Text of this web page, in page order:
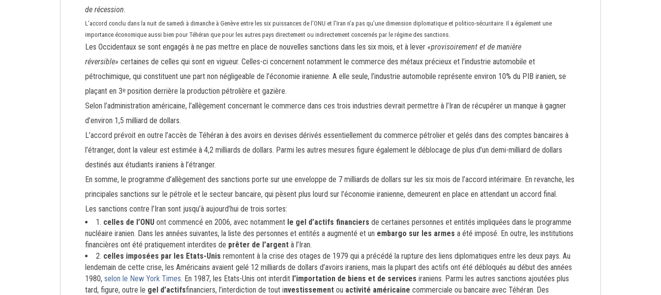
de récession.
L’accord conclu dans la nuit de samedi à dimanche à Genève entre les six puissances de l’ONU et l’Iran n’a pas qu’une dimension diplomatique et politico-sécuritaire. Il a également une
importance économique aussi bien pour Téhéran que pour les autres pays directement ou indirectement concernés par le régime des sanctions.
Les Occidentaux se sont engagés à ne pas mettre en place de nouvelles sanctions dans les six mois, et à lever «provisoirement et de manière
réversible» certaines de celles qui sont en vigueur. Celles-ci concernent notamment le commerce des métaux précieux et l’industrie automobile et
pétrochimique, qui constituent une part non négligeable de l’économie iranienne. A elle seule, l’industrie automobile représente environ 10% du PIB iranien, se
plaçant en 3e position derrière la production pétrolière et gazière.
Selon l’administration américaine, l’allègement concernant le commerce dans ces trois industries devrait permettre à l’Iran de récupérer un manque à gagner
d’environ 1,5 milliard de dollars.
L’accord prévoit en outre l’accès de Téhéran à des avoirs en devises dérivés essentiellement du commerce pétrolier et gelés dans des comptes bancaires à
l’étranger, dont la valeur est estimée à 4,2 milliards de dollars. Parmi les autres mesures figure également le déblocage de plus d’un demi-milliard de dollars
destinés aux étudiants iraniens à l’étranger.
En somme, le programme d’allègement des sanctions porte sur une enveloppe de 7 milliards de dollars sur les six mois de l’accord intérimaire. En revanche, les
principales sanctions sur le pétrole et le secteur bancaire, qui pèsent plus lourd sur l’économie iranienne, demeurent en place en attendant un accord final.
Les sanctions contre l’Iran sont jusqu’à aujourd’hui de trois sortes:
1. celles de l’ONU ont commencé en 2006, avec notamment le gel d’actifs financiers de certaines personnes et entités impliquées dans le programme
nucléaire iranien. Dans les années suivantes, la liste des personnes et entités a augmenté et un embargo sur les armes a été imposé. En outre, les institutions
financières ont été pratiquement interdites de prêter de l’argent à l’Iran.
2. celles imposées par les Etats-Unis remontent à la crise des otages de 1979 qui a précédé la rupture des liens diplomatiques entre les deux pays. Au
lendemain de cette crise, les Américains avaient gelé 12 milliards de dollars d’avoirs iraniens, mais la plupart des actifs ont été débloqués au début des années
1980, selon le New York Times. En 1987, les Etats-Unis ont interdit l’importation de biens et de services iraniens. Parmi les autres sanctions ajoutées plus
tard, figure, outre le gel d’actifsfinanciers, l’interdiction de tout investissement ou activité américaine commerciale ou bancaire avec Téhéran. Des